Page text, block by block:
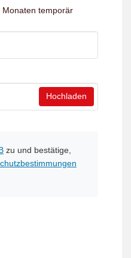
Monaten temporär
Hochladen
zu und bestätige,